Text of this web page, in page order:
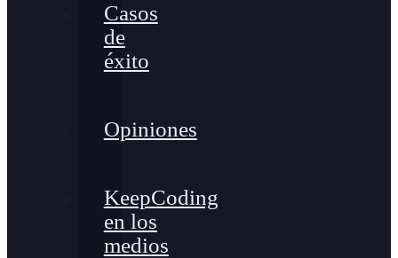
Casos
de
éxito
Opiniones
KeepCoding
en los
medios